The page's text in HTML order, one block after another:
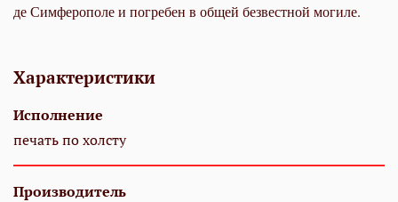
де Сим­фе­ро­по­ле и по­гре­бен в об­щей без­вест­ной мо­ги­ле.
Характеристики
Исполнение
печать по холсту
Производитель